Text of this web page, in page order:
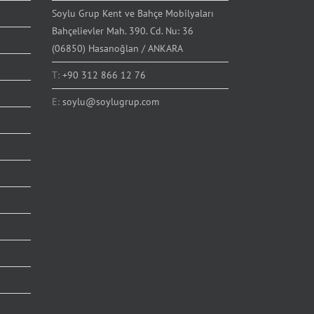
Soylu Grup Kent ve Bahçe Mobilyaları
Bahçelievler Mah. 390. Cd. Nu: 36
(06850) Hasanoğlan / ANKARA
T: +90 312 866 12 76
E: soylu@soylugrup.com